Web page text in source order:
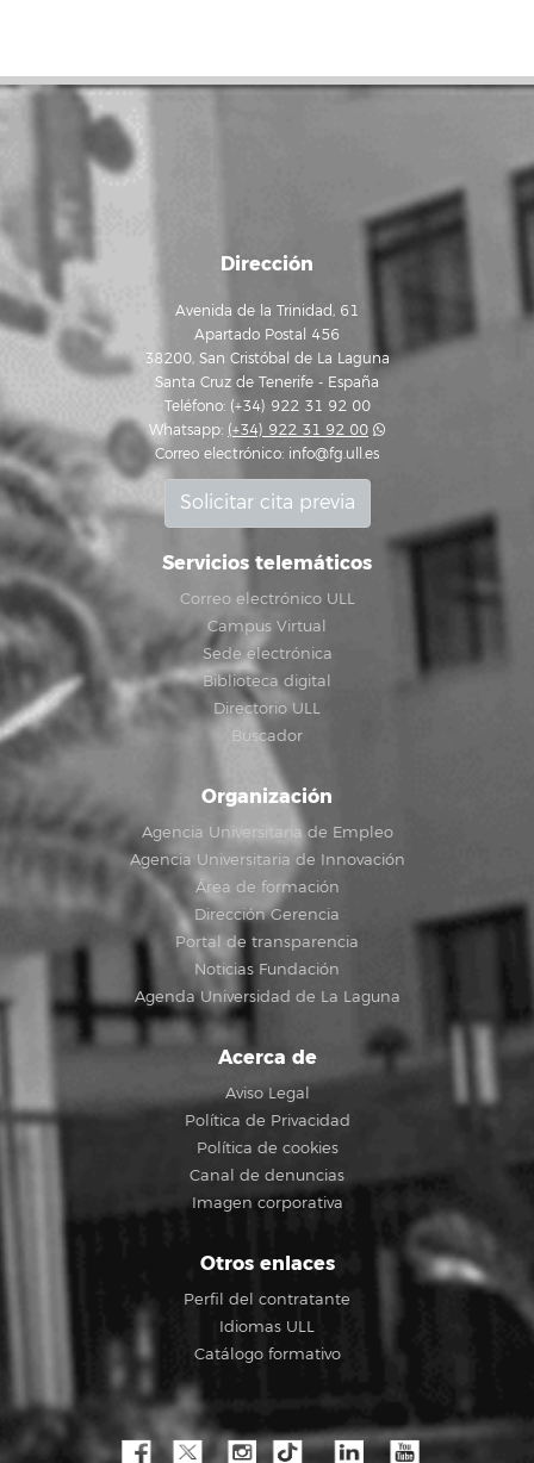
Dirección
Avenida de la Trinidad, 61
Apartado Postal 456
38200, San Cristóbal de La Laguna
Santa Cruz de Tenerife - España
Teléfono: (+34) 922 31 92 00
Whatsapp: (+34) 922 31 92 00
Correo electrónico: info@fg.ull.es
Solicitar cita previa
Servicios telemáticos
Correo electrónico ULL
Campus Virtual
Sede electrónica
Biblioteca digital
Directorio ULL
Buscador
Organización
Agencia Universitaria de Empleo
Agencia Universitaria de Innovación
Área de formación
Dirección Gerencia
Portal de transparencia
Noticias Fundación
Agenda Universidad de La Laguna
Acerca de
Aviso Legal
Política de Privacidad
Política de cookies
Canal de denuncias
Imagen corporativa
Otros enlaces
Perfil del contratante
Idiomas ULL
Catálogo formativo